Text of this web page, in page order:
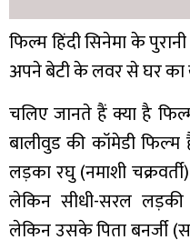
फिल्म हिंदी सिनेमा के
अपने बेटी के लवर से घर का
चलिए जानते हैं क्या है
बालीवुड की कॉमेडी
लड़का रघु (नमाशी
लेकिन सीधी-सरल लड़की
लेकिन उसके पिता बनर्जी